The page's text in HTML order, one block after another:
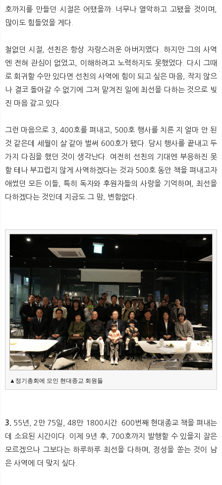
호까지를 만들던 시절은 어땠을까. 너무나 열악하고 고됐을 것이며,
많이도 힘들었을 게다.
철없던 시절, 선친은 항상 자랑스러운 아버지였다. 하지만 그의 사역
엔 전혀 관심이 없었고, 이해하려고 노력하지도 못했었다. 다시 그때
로 회귀할 수만 있다면 선친의 사역에 힘이 되고 싶은 마음, 작지 않으
나 결코 돌아갈 수 없기에 그저 맡겨진 일에 최선을 다하는 것으로 빚
진 마음 갚고 있다.
그런 마음으로 3, 400호를 펴내고, 500호 행사를 치른 지 얼마 안 된
것 같은데 세월이 살 같아 벌써 600호가 됐다. 당시 행사를 끝내고 두
가지 다짐을 했던 것이 생각난다. 여전히 선친의 기대엔 부응하진 못
할 테나 부끄럽지 않게 사역하겠다는 것과 500호 동안 책을 펴내고자
애썼던 모든 이들, 특히 독자와 후원자들의 사랑을 기억하며, 최선을
다하겠다는 것인데 지금도 그 맘, 변함없다.
▲정기총회에 모인 현대종교 회원들
3.
55년, 2만 75일, 48만 1800시간. 600번째 현대종교 책을 펴내는
데 소요된 시간이다. 이제 9년 후, 700호까지 발행할 수 있을지 잘은
모르겠으나 그보다는 하루하루 최선을 다하며, 정성을 쏟는 것이 남
은 사역에 더 맞지 싶다.